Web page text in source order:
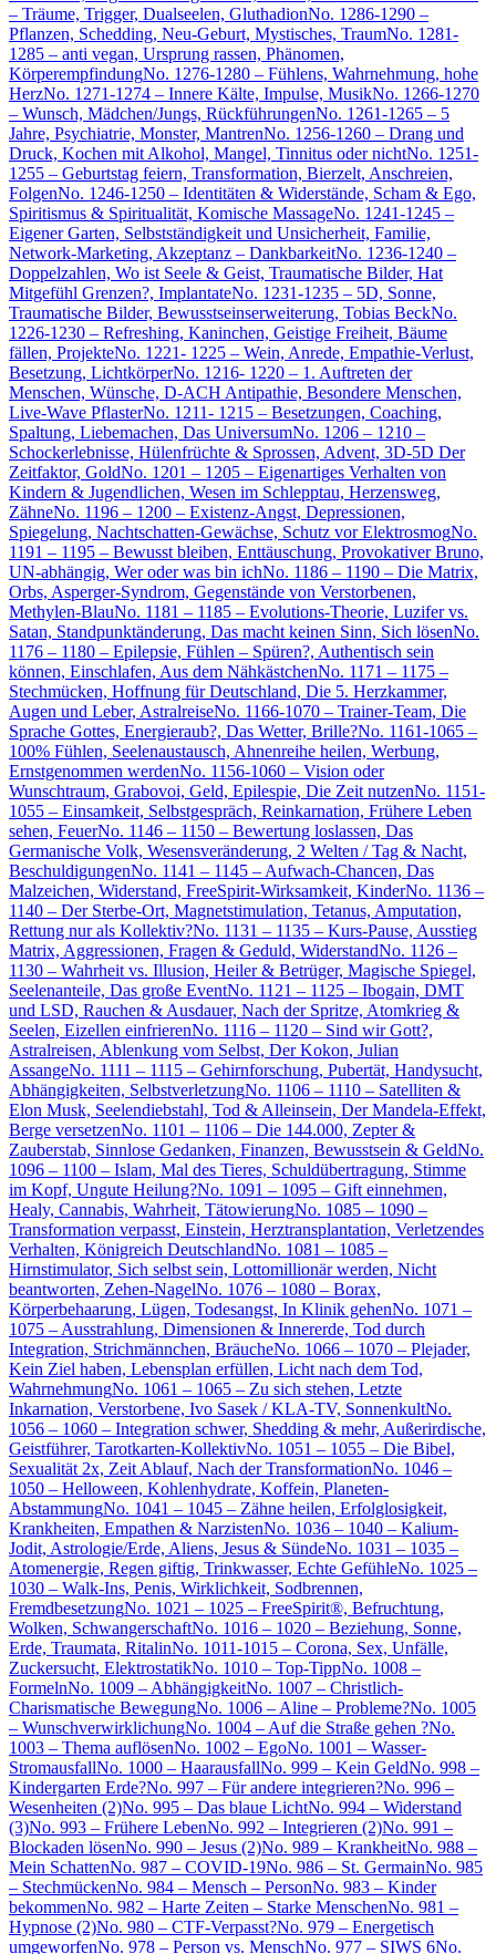
– Träume, Trigger, Dualseelen, GluthadionNo. 1286-1290 –
Pflanzen, Schedding, Neu-Geburt, Mystisches, TraumNo. 1281-
1285 – anti vegan, Ursprung rassen, Phänomen,
KörperempfindungNo. 1276-1280 – Fühlens, Wahrnehmung, hohe
HerzNo. 1271-1274 – Innere Kälte, Impulse, MusikNo. 1266-1270
– Wunsch, Mädchen/Jungs, RückführungenNo. 1261-1265 – 5
Jahre, Psychiatrie, Monster, MantrenNo. 1256-1260 – Drang und
Druck, Kochen mit Alkohol, Mangel, Tinnitus oder nichtNo. 1251-
1255 – Geburtstag feiern, Transformation, Bierzelt, Anschreien,
FolgenNo. 1246-1250 – Identitäten & Widerstände, Scham & Ego,
Spiritismus & Spiritualität, Komische MassageNo. 1241-1245 –
Eigener Garten, Selbstständigkeit und Unsicherheit, Familie,
Network-Marketing, Akzeptanz – DankbarkeitNo. 1236-1240 –
Doppelzahlen, Wo ist Seele & Geist, Traumatische Bilder, Hat
Mitgefühl Grenzen?, ImplantateNo. 1231-1235 – 5D, Sonne,
Traumatische Bilder, Bewusstseinserweiterung, Tobias BeckNo.
1226-1230 – Refreshing, Kaninchen, Geistige Freiheit, Bäume
fällen, ProjekteNo. 1221- 1225 – Wein, Anrede, Empathie-Verlust,
Besetzung, LichtkörperNo. 1216- 1220 – 1. Auftreten der
Menschen, Wünsche, D-ACH Antipathie, Besondere Menschen,
Live-Wave PflasterNo. 1211- 1215 – Besetzungen, Coaching,
Spaltung, Liebemachen, Das UniversumNo. 1206 – 1210 –
Schockerlebnisse, Hülenfrüchte & Sprossen, Advent, 3D-5D Der
Zeitfaktor, GoldNo. 1201 – 1205 – Eigenartiges Verhalten von
Kindern & Jugendlichen, Wesen im Schlepptau, Herzensweg,
ZähneNo. 1196 – 1200 – Existenz-Angst, Depressionen,
Spiegelung, Nachtschatten-Gewächse, Schutz vor ElektrosmogNo.
1191 – 1195 – Bewusst bleiben, Enttäuschung, Provokativer Bruno,
UN-abhängig, Wer oder was bin ichNo. 1186 – 1190 – Die Matrix,
Orbs, Asperger-Syndrom, Gegenstände von Verstorbenen,
Methylen-BlauNo. 1181 – 1185 – Evolutions-Theorie, Luzifer vs.
Satan, Standpunktänderung, Das macht keinen Sinn, Sich lösenNo.
1176 – 1180 – Epilepsie, Fühlen – Spüren?, Authentisch sein
können, Einschlafen, Aus dem NähkästchenNo. 1171 – 1175 –
Stechmücken, Hoffnung für Deutschland, Die 5. Herzkammer,
Augen und Leber, AstralreiseNo. 1166-1070 – Trainer-Team, Die
Sprache Gottes, Energieraub?, Das Wetter, Brille?No. 1161-1065 –
100% Fühlen, Seelenaustausch, Ahnenreihe heilen, Werbung,
Ernstgenommen werdenNo. 1156-1060 – Vision oder
Wunschtraum, Grabovoi, Geld, Epilespie, Die Zeit nutzenNo. 1151-
1055 – Einsamkeit, Selbstgespräch, Reinkarnation, Frühere Leben
sehen, FeuerNo. 1146 – 1150 – Bewertung loslassen, Das
Germanische Volk, Wesensveränderung, 2 Welten / Tag & Nacht,
BeschuldigungenNo. 1141 – 1145 – Aufwach-Chancen, Das
Malzeichen, Widerstand, FreeSpirit-Wirksamkeit, KinderNo. 1136 –
1140 – Der Sterbe-Ort, Magnetstimulation, Tetanus, Amputation,
Rettung nur als Kollektiv?No. 1131 – 1135 – Kurs-Pause, Ausstieg
Matrix, Aggressionen, Fragen & Geduld, WiderstandNo. 1126 –
1130 – Wahrheit vs. Illusion, Heiler & Betrüger, Magische Spiegel,
Seelenanteile, Das große EventNo. 1121 – 1125 – Ibogain, DMT
und LSD, Rauchen & Ausdauer, Nach der Spritze, Atomkrieg &
Seelen, Eizellen einfrierenNo. 1116 – 1120 – Sind wir Gott?,
Astralreisen, Ablenkung vom Selbst, Der Kokon, Julian
AssangeNo. 1111 – 1115 – Gehirnforschung, Pubertät, Handysucht,
Abhängigkeiten, SelbstverletzungNo. 1106 – 1110 – Satelliten &
Elon Musk, Seelendiebstahl, Tod & Alleinsein, Der Mandela-Effekt,
Berge versetzenNo. 1101 – 1106 – Die 144.000, Zepter &
Zauberstab, Sinnlose Gedanken, Finanzen, Bewusstsein & GeldNo.
1096 – 1100 – Islam, Mal des Tieres, Schuldübertragung, Stimme
im Kopf, Ungute Heilung?No. 1091 – 1095 – Gift einnehmen,
Healy, Cannabis, Wahrheit, TätowierungNo. 1085 – 1090 –
Transformation verpasst, Einstein, Herztransplantation, Verletzendes
Verhalten, Königreich DeutschlandNo. 1081 – 1085 –
Hirnstimulator, Sich selbst sein, Lottomillionär werden, Nicht
beantworten, Zehen-NagelNo. 1076 – 1080 – Borax,
Körperbehaarung, Lügen, Todesangst, In Klinik gehenNo. 1071 –
1075 – Ausstrahlung, Dimensionen & Innererde, Tod durch
Integration, Strichmännchen, BräucheNo. 1066 – 1070 – Plejader,
Kein Ziel haben, Lebensplan erfüllen, Licht nach dem Tod,
WahrnehmungNo. 1061 – 1065 – Zu sich stehen, Letzte
Inkarnation, Verstorbene, Ivo Sasek / KLA-TV, SonnenkultNo.
1056 – 1060 – Integration schwer, Shedding & mehr, Außerirdische,
Geistführer, Tarotkarten-KollektivNo. 1051 – 1055 – Die Bibel,
Sexualität 2x, Zeit Ablauf, Nach der TransformationNo. 1046 –
1050 – Helloween, Kohlenhydrate, Koffein, Planeten-
AbstammungNo. 1041 – 1045 – Zähne heilen, Erfolglosigkeit,
Krankheiten, Empathen & NarzistenNo. 1036 – 1040 – Kalium-
Jodit, Astrologie/Erde, Aliens, Jesus & SündeNo. 1031 – 1035 –
Atomenergie, Regen giftig, Trinkwasser, Echte GefühleNo. 1025 –
1030 – Walk-Ins, Penis, Wirklichkeit, Sodbrennen,
FremdbesetzungNo. 1021 – 1025 – FreeSpirit®, Befruchtung,
Wolken, SchwangerschaftNo. 1016 – 1020 – Beziehung, Sonne,
Erde, Traumata, RitalinNo. 1011-1015 – Corona, Sex, Unfälle,
Zuckersucht, ElektrostatikNo. 1010 – Top-TippNo. 1008 –
FormelnNo. 1009 – AbhängigkeitNo. 1007 – Christlich-
Charismatische BewegungNo. 1006 – Aline – Probleme?No. 1005
– WunschverwirklichungNo. 1004 – Auf die Straße gehen ?No.
1003 – Thema auflösenNo. 1002 – EgoNo. 1001 – Wasser-
StromausfallNo. 1000 – HaarausfallNo. 999 – Kein GeldNo. 998 –
Kindergarten Erde?No. 997 – Für andere integrieren?No. 996 –
Wesenheiten (2)No. 995 – Das blaue LichtNo. 994 – Widerstand
(3)No. 993 – Frühere LebenNo. 992 – Integrieren (2)No. 991 –
Blockaden lösenNo. 990 – Jesus (2)No. 989 – KrankheitNo. 988 –
Mein SchattenNo. 987 – COVID-19No. 986 – St. GermainNo. 985
– StechmückenNo. 984 – Mensch – PersonNo. 983 – Kinder
bekommenNo. 982 – Harte Zeiten – Starke MenschenNo. 981 –
Hypnose (2)No. 980 – CTF-Verpasst?No. 979 – Energetisch
umgeworfenNo. 978 – Person vs. MenschNo. 977 – SIWS 6No.